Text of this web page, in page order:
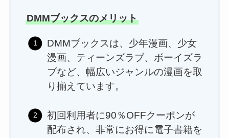
DMMブックスのメリット
DMMブックスは、少年漫画、少女
漫画、ティーンズラブ、ボーイズラ
ブなど、幅広いジャンルの漫画を取
り揃えています​。
初回利用者に90％OFFクーポンが
配布され、非常にお得に電子書籍を